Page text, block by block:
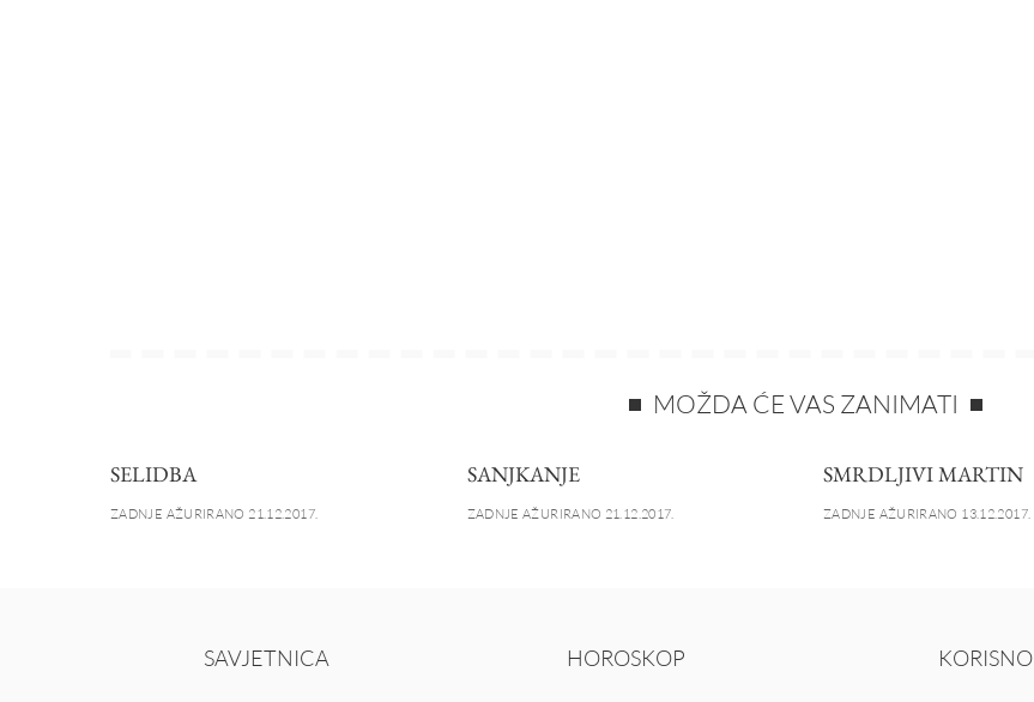
MOŽDA ĆE VAS ZANIMATI
SELIDBA
ZADNJE AŽURIRANO 21.12.2017.
SANJKANJE
ZADNJE AŽURIRANO 21.12.2017.
SMRDLJIVI MARTIN
ZADNJE AŽURIRANO 13.12.2017.
SAVJETNICA HOROSKOP KORISNO